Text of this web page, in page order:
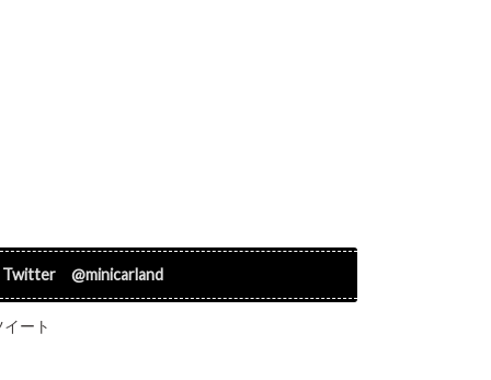
Twitter @minicarland
イート